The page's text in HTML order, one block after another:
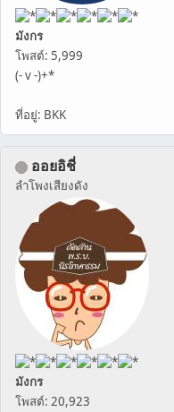
มังกร
โพสต์: 5,999
(- v -)+*
ที่อยู่: BKK
ออยอิชี่
ลำโพงเสียงดัง
มังกร
โพสต์: 20,923